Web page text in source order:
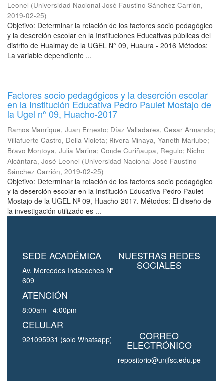
Leonel (Universidad Nacional José Faustino Sánchez Carrión,
2019-02-25)
Objetivo: Determinar la relación de los factores socio pedagógico
y la deserción escolar en la Instituciones Educativas públicas del
distrito de Hualmay de la UGEL N° 09, Huaura - 2016 Métodos:
La variable dependiente ...
Factores socio pedagógicos y la deserción escolar
en la Institución Educativa Pedro Paulet Mostajo de
la Ugel nº 09, Huacho-2017
Ramos Manrique, Juan Ernesto; Díaz Valladares, Cesar Armando;
Villafuerte Castro, Delia Violeta; Rivera Minaya, Yaneth Marlube;
Bravo Montoya, Julia Marina; Conde Curiñaupa, Regulo; Nicho
Alcántara, José Leonel (Universidad Nacional José Faustino
Sánchez Carrión, 2019-02-25)
Objetivo: Determinar la relación de los factores socio pedagógico
y la deserción escolar en la Institución Educativa Pedro Paulet
Mostajo de la UGEL Nº 09, Huacho-2017. Métodos: El diseño de
la investigación utilizado es ...
SEDE ACADÉMICA
Av. Mercedes Indacochea Nº
609
ATENCIÓN
8:00am - 4:00pm
CELULAR
921095931 (solo Whatsapp)
NUESTRAS REDES
SOCIALES
CORREO
ELECTRÓNICO
repositorio@unjfsc.edu.pe